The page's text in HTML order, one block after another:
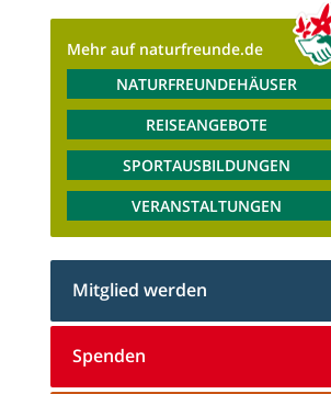
Mehr auf naturfreunde.de
NATURFREUNDEHÄUSER
REISEANGEBOTE
SPORTAUSBILDUNGEN
VERANSTALTUNGEN
Mitglied werden
Spenden